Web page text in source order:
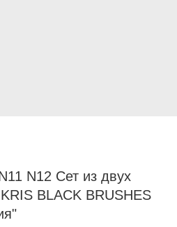
N12 Сет из двух
BLACK BRUSHES